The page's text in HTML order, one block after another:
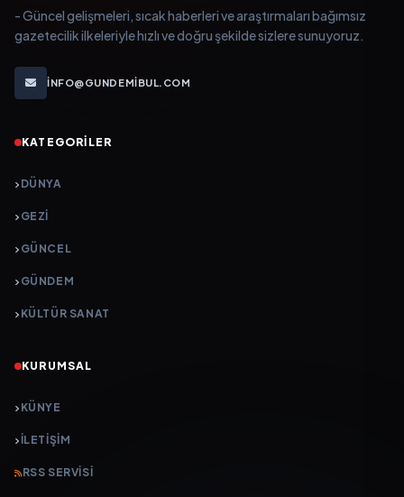
- Güncel gelişmeleri, sıcak haberleri ve araştırmaları bağımsız
gazetecilik ilkeleriyle hızlı ve doğru şekilde sizlere sunuyoruz.
INFO@GUNDEMIBUL.COM
KATEGORILER
DÜNYA
GEZI
GÜNCEL
GÜNDEM
KÜLTÜR SANAT
KURUMSAL
KÜNYE
İLETIŞIM
RSS SERVISI